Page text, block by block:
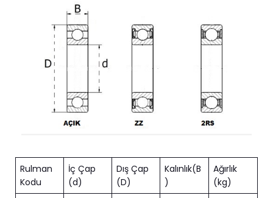
Rulman
Kodu
İç Çap
(d)
Dış Çap
(D)
Kalınlık(B
)
Ağırlık
(kg)